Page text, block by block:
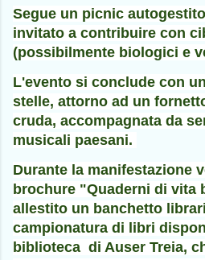
Segue un picnic
invitato a contribuire con
(possibilmente biologici e
L'evento si conclude con
stelle, attorno ad un
cruda, accompagnata da
musicali paesani.
Durante la manifestazione
brochure "Quaderni di vita
allestito un banchetto
campionatura di libri
biblioteca di Auser Treia,